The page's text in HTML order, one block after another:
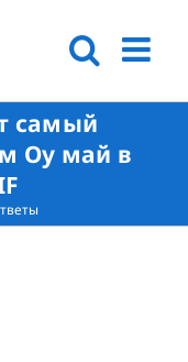
самый
Оу май в